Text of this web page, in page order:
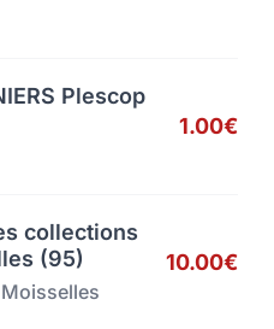
Plescop
1.00€
collections
(95)
Moisselles
10.00€